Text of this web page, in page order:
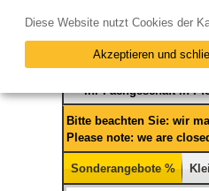
Ihr Fachgeschäft in
Bitte beachten Sie: wir
Please note: we are
Sonderangebote %
Diese Website nutzt Cookies der
Akzeptieren und